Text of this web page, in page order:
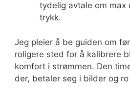
tydelig avtale om max
trykk.
Jeg pleier å be guiden om
roligere sted for å kalibrere
komfort i strømmen. Den
der, betaler seg i bilder og